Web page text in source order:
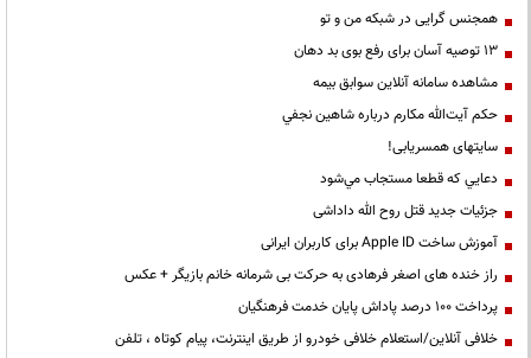
همجنس گرایی در شبکه من و تو
13 توصیه آسان برای رفع بوی بد دهان
مشاهده سامانه آنلاين سوابق بیمه
حكم آيت‌الله مكارم درباره شاهين نجفي
سایتهای همسریابی!
دعايي كه قطعا مستجاب مي‌شود
جزئیات جدید قتل روح الله داداشی
آموزش ساخت Apple ID برای کاربران ایرانی
راز خنده های اصغر فرهادی به حرکت بی شرمانه خانم بازیگر + عکس
پرداخت ۱۰۰ درصد پاداش پایان خدمت فرهنگیان
خلافی آنلاین/استعلام خلافی خودرو از طریق اینترنت، پیام کوتاه ، تلفن